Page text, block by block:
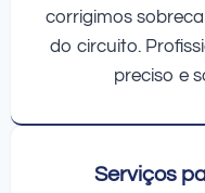
corrigimos
do circuito.
preciso e
Serviços